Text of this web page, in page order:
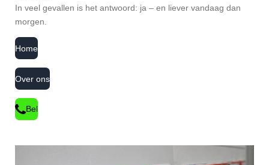
In veel gevallen is het antwoord: ja – en liever vandaag dan
morgen.
Home
Over ons
Bel